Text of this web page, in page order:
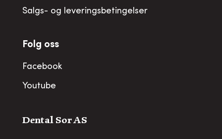
Salgs- og leveringsbetingelser
Folg oss
Facebook
Youtube
Dental Sor AS